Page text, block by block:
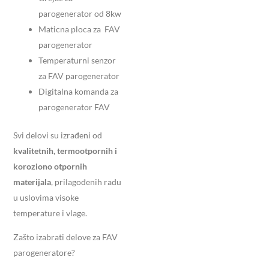
parogenerator od 8kw
Maticna ploca za FAV
parogenerator
Temperaturni senzor
za FAV parogenerator
Digitalna komanda za
parogenerator FAV
Svi delovi su izrađeni od
kvalitetnih, termootpornih i
koroziono otpornih
materijala, prilagođenih radu
u uslovima visoke
temperature i vlage.
Zašto izabrati delove za FAV
parogeneratore?